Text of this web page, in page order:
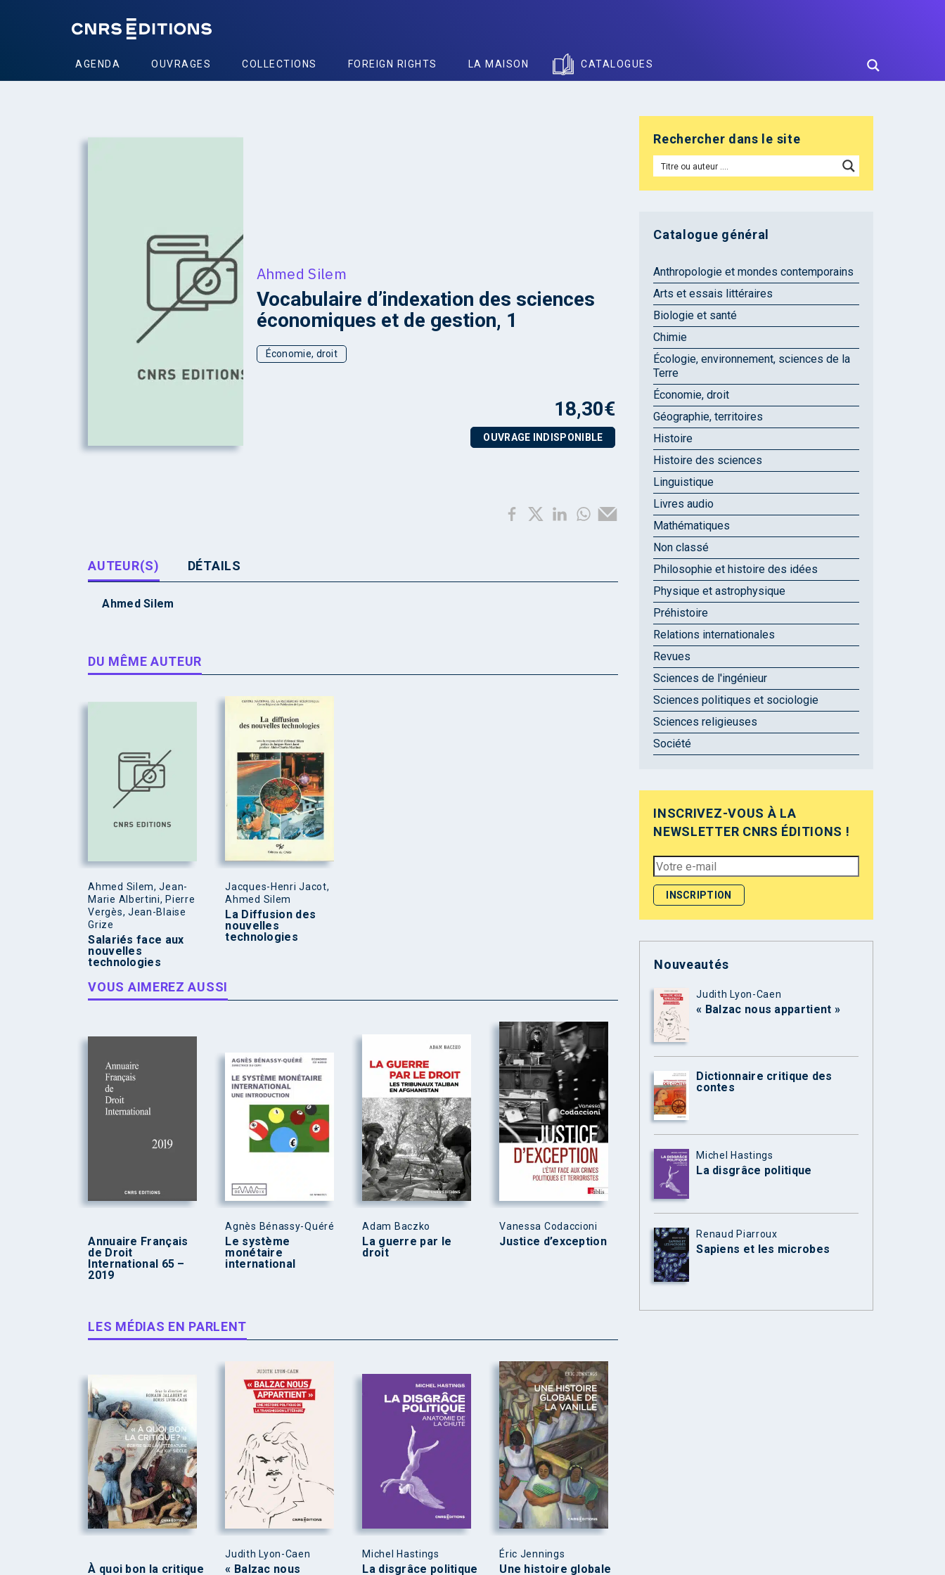
AGENDA OUVRAGES COLLECTIONS FOREIGN RIGHTS LA MAISON CATALOGUES
Ahmed Silem
Vocabulaire d’indexation des sciences
économiques et de gestion, 1
Économie, droit
18,30€
OUVRAGE INDISPONIBLE
AUTEUR(S) DÉTAILS
Ahmed Silem
DU MÊME AUTEUR
Ahmed Silem, Jean-
Marie Albertini, Pierre
Vergès, Jean-Blaise
Grize
Salariés face aux
nouvelles
technologies
Jacques-Henri Jacot,
Ahmed Silem
La Diffusion des
nouvelles
technologies
VOUS AIMEREZ AUSSI
Annuaire Français
de Droit
International 65 –
2019
Agnès Bénassy-Quéré
Le système
monétaire
international
Adam Baczko
La guerre par le
droit
Vanessa Codaccioni
Justice d’exception
LES MÉDIAS EN PARLENT
À quoi bon la critique
Judith Lyon-Caen
« Balzac nous
Michel Hastings
La disgrâce politique
Éric Jennings
Une histoire globale
Rechercher dans le site
Catalogue général
Anthropologie et mondes contemporains
Arts et essais littéraires
Biologie et santé
Chimie
Écologie, environnement, sciences de la
Terre
Économie, droit
Géographie, territoires
Histoire
Histoire des sciences
Linguistique
Livres audio
Mathématiques
Non classé
Philosophie et histoire des idées
Physique et astrophysique
Préhistoire
Relations internationales
Revues
Sciences de l'ingénieur
Sciences politiques et sociologie
Sciences religieuses
Société
INSCRIVEZ-VOUS À LA
NEWSLETTER CNRS ÉDITIONS !
Nouveautés
Judith Lyon-Caen
« Balzac nous appartient »
Dictionnaire critique des
contes
Michel Hastings
La disgrâce politique
Renaud Piarroux
Sapiens et les microbes